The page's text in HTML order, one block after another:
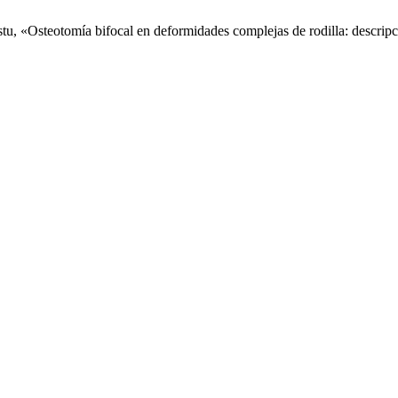
«Osteotomía bifocal en deformidades complejas de rodilla: